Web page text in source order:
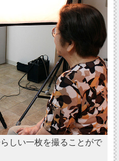
しい一枚を撮ることがで